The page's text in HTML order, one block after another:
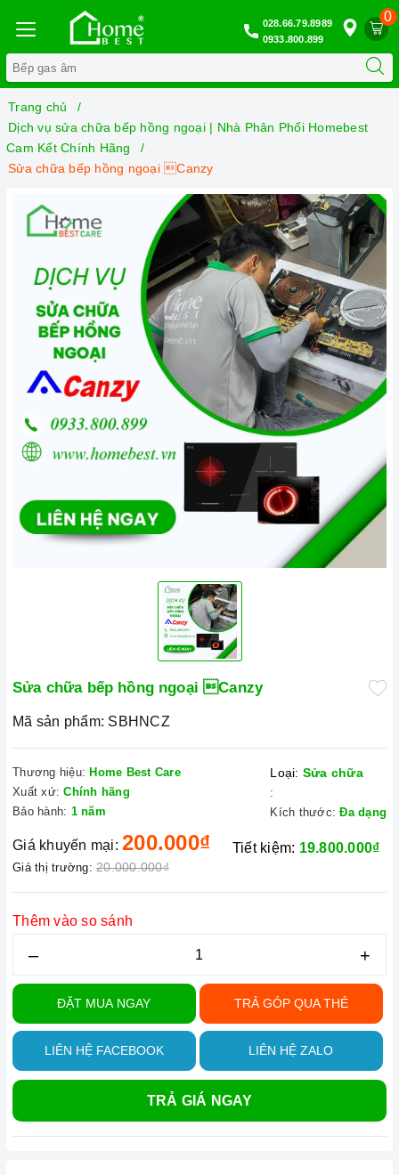
0
028.66.79.8989
0933.800.899
Trang chủ
Dịch vụ sửa chữa bếp hồng ngoại | Nhà Phân Phối Homebest
Cam Kết Chính Hãng
Sửa chữa bếp hồng ngoại Canzy
Sửa chữa bếp hồng ngoại Canzy
Mã sản phẩm: SBHNCZ
Thương hiệu: Home Best Care
Xuất xứ: Chính hãng
Bảo hành: 1 năm
Loại: Sửa chữa
:
Kích thước: Đa dạng
Giá khuyến mại: 200.000₫
Giá thị trường: 20.000.000₫
Tiết kiệm: 19.800.000₫
Thêm vào so sánh
– +
ĐẶT MUA NGAY TRẢ GÓP QUA THẺ
LIÊN HỆ FACEBOOK LIÊN HỆ ZALO
TRẢ GIÁ NGAY